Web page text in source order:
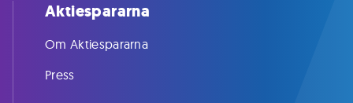
Aktiespararna
Om Aktiespararna
Press